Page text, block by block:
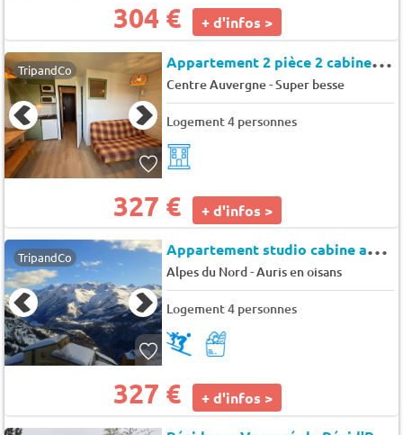
304 € + d'infos >
TripandCo A
ppartement 2 pièce 2 cabines à 400m des pistes - Auris en Oisans - Meije ii
Centre Auvergne-Super besse
Logement 4 personnes
327 € + d'infos >
TripandCo A
ppartement studio cabine au pied des pistes - Auris en Oisans - Nigritelles a
Alpes du Nord-Auris en oisans
Logement 4 personnes
327 € + d'infos >